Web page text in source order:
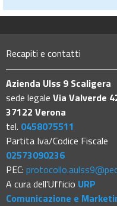
Recapiti e contatti
Azienda Ulss 9 Scaligera
sede legale Via Valverde
37122 Verona
tel. 0458075511
Partita Iva/Codice Fiscale
02573090236
PEC:
A cura dell'Ufficio URP
Comunicazione e